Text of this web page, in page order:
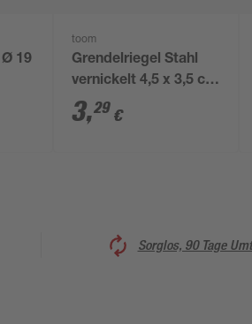
19
toom
Grendelriegel Stahl
vernickelt 4,5 x 3,5 cm
1 Stück
3,29 €
Sorglos, 90 Tage